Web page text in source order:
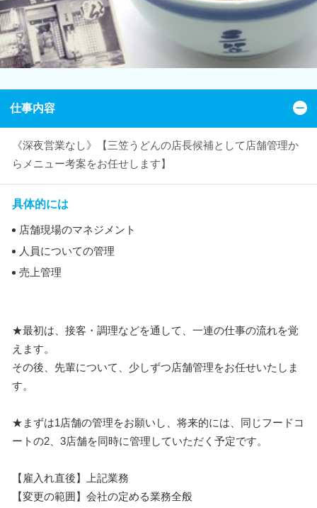
仕事内容
《深夜営業なし》【三笠うどんの店長候補として店舗管理か
らメニュー考案をお任せします】
具体的には
店舗現場のマネジメント
人員についての管理
売上管理
★最初は、接客・調理などを通して、一連の仕事の流れを覚
えます。
その後、先輩について、少しずつ店舗管理をお任せいたしま
す。
★まずは1店舗の管理をお願いし、将来的には、同じフードコ
ートの2、3店舗を同時に管理していただく予定です。
【雇入れ直後】上記業務
【変更の範囲】会社の定める業務全般